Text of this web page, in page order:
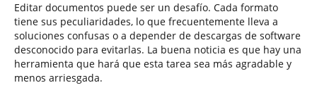
Editar documentos puede ser un desafío. Cada formato
tiene sus peculiaridades, lo que frecuentemente lleva a
soluciones confusas o a depender de descargas de software
desconocido para evitarlas. La buena noticia es que hay una
herramienta que hará que esta tarea sea más agradable y
menos arriesgada.